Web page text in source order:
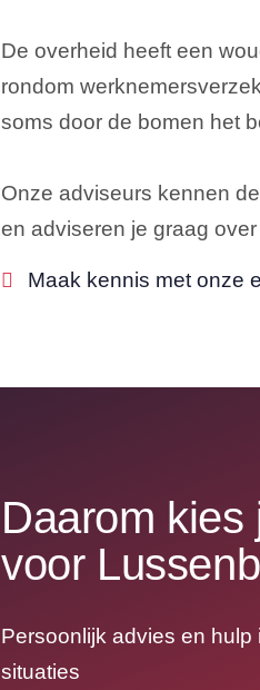
De overheid heeft een
rondom
soms door de bomen het
Onze adviseurs kennen
en adviseren je graag
Maak kennis met onze
Daarom kies
voor
Persoonlijk advies en hulp
situaties